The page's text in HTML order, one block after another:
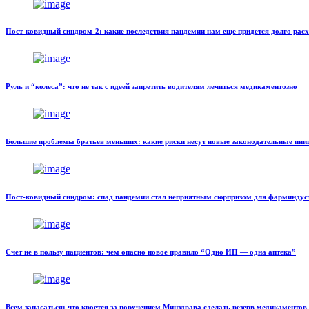
Пост-ковидный синдром-2: какие последствия пандемии нам еще придется долго
Руль и “колеса”: что не так с идеей запретить водителям лечиться медикаментозно
Большие проблемы братьев меньших: какие риски несут новые законодательные
Пост-ковидный синдром: спад пандемии стал неприятным сюрпризом для
Счет не в пользу пациентов: чем опасно новое правило “Одно ИП — одна аптека”
Всем запасаться: что кроется за поручением Минздрава сделать резерв медикаментов